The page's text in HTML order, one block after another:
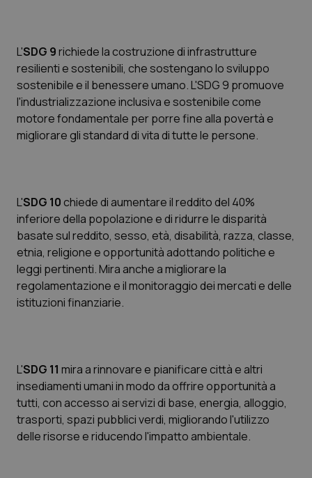
Tumori del Polmone & Testa Collo
Tumori gastrointestinali
Ulcera & Reflusso
L'SDG 9richiede la costruzione di infrastrutture
resilienti e sostenibili, che sostengano lo sviluppo
sostenibile e il benessere umano. L'SDG 9 promuove
l'industrializzazione inclusiva e sostenibile come
motore fondamentale per porre fine alla povertà e
migliorare gli standard di vita di tutte le persone.
L'SDG 10chiede di aumentare il reddito del 40%
inferiore della popolazione e di ridurre le disparità
basate sul reddito, sesso, età, disabilità, razza, classe,
etnia, religione e opportunità adottando politiche e
leggi pertinenti. Mira anche a migliorare la
regolamentazione e il monitoraggio dei mercati e delle
istituzioni finanziarie.
L'SDG 11 mira a rinnovare e pianificare città e altri
insediamenti umani in modo da offrire opportunità a
tutti, con accesso ai servizi di base, energia, alloggio,
trasporti, spazi pubblici verdi, migliorando l'utilizzo
delle risorse e riducendo l'impatto ambientale.